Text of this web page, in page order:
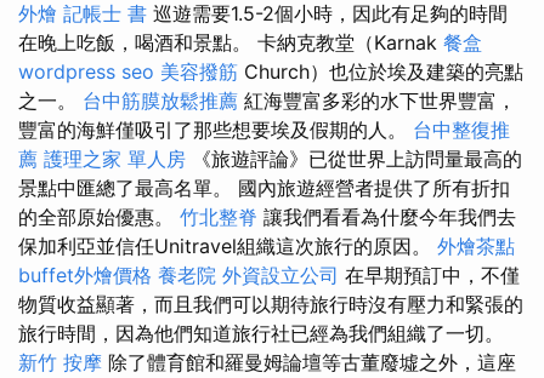
外燴 記帳士 書 巡遊需要1.5-2個小時，因此有足夠的時間
在晚上吃飯，喝酒和景點。 卡納克教堂（Karnak 餐盒
wordpress seo 美容撥筋 Church）也位於埃及建築的亮點
之一。 台中筋膜放鬆推薦 紅海豐富多彩的水下世界豐富，
豐富的海鮮僅吸引了那些想要埃及假期的人。 台中整復推
薦 護理之家 單人房 《旅遊評論》已從世界上訪問量最高的
景點中匯總了最高名單。 國內旅遊經營者提供了所有折扣
的全部原始優惠。 竹北整脊 讓我們看看為什麼今年我們去
保加利亞並信任Unitravel組織這次旅行的原因。 外燴茶點
buffet外燴價格 養老院 外資設立公司 在早期預訂中，不僅
物質收益顯著，而且我們可以期待旅行時沒有壓力和緊張的
旅行時間，因為他們知道旅行社已經為我們組織了一切。
新竹 按摩 除了體育館和羅曼姆論壇等古董廢墟之外，這座